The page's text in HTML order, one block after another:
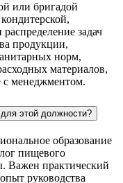
или бригадой
задач
продукции,
норм,
материалов,
с менеджментом.
этой должности?
образование
пищевого
Важен практический
руководства